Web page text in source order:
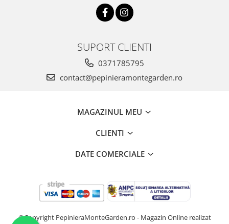
SUPORT CLIENTI
0371785795
contact@pepinieramontegarden.ro
MAGAZINUL MEU
CLIENTI
DATE COMERCIALE
©Copyright PepinieraMonteGarden.ro - Magazin Online realizat